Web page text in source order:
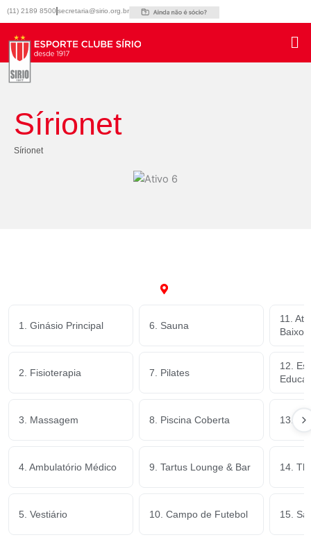
para
conteúdo
(11) 2189 8500 secretaria@sirio.org.br
Sírionet
Sírionet
1. Ginásio Principal
2. Fisioterapia
3. Massagem
4. Ambulatório Médico
5. Vestiário
6. Sauna
7. Pilates
8. Piscina Coberta
9. Tartus Lounge & Bar
10. Campo de Futebol
11.
Baixo
12.
13.
14.
15.